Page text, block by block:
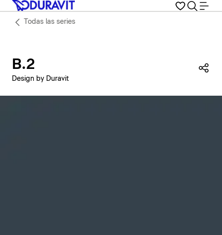
Todas las series
B.2
Design by Duravit